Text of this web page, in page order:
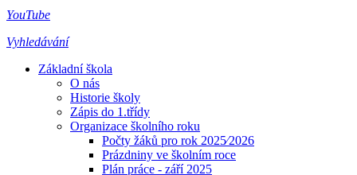
YouTube
Vyhledávání
Základní škola
O nás
Historie školy
Zápis do 1.třídy
Organizace školního roku
Počty žáků pro rok 2025⁄2026
Prázdniny ve školním roce
Plán práce - září 2025